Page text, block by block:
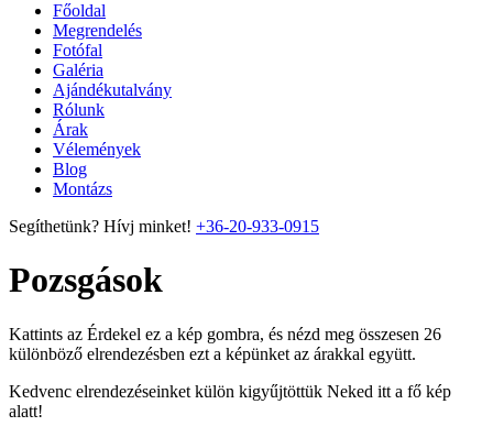
Főoldal
Megrendelés
Fotófal
Galéria
Ajándékutalvány
Rólunk
Árak
Vélemények
Blog
Montázs
Segíthetünk? Hívj minket! +36-20-933-0915
Pozsgások
Kattints az Érdekel ez a kép gombra, és nézd meg összesen 26
különböző elrendezésben ezt a képünket az árakkal együtt.
Kedvenc elrendezéseinket külön kigyűjtöttük Neked itt a fő kép
alatt!